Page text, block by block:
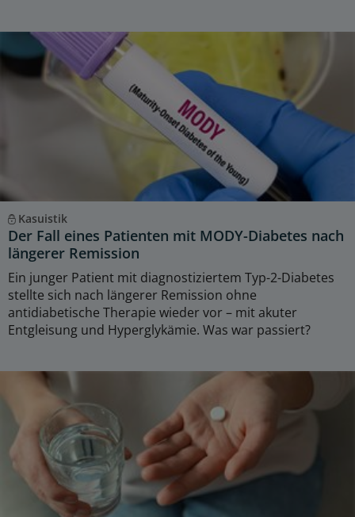
Kasuistik
Der Fall eines Patienten mit MODY-Diabetes nach
längerer Remission
Ein junger Patient mit diagnostiziertem Typ-2-Diabetes
stellte sich nach längerer Remission ohne
antidiabetische Therapie wieder vor – mit akuter
Entgleisung und Hyperglykämie. Was war passiert?